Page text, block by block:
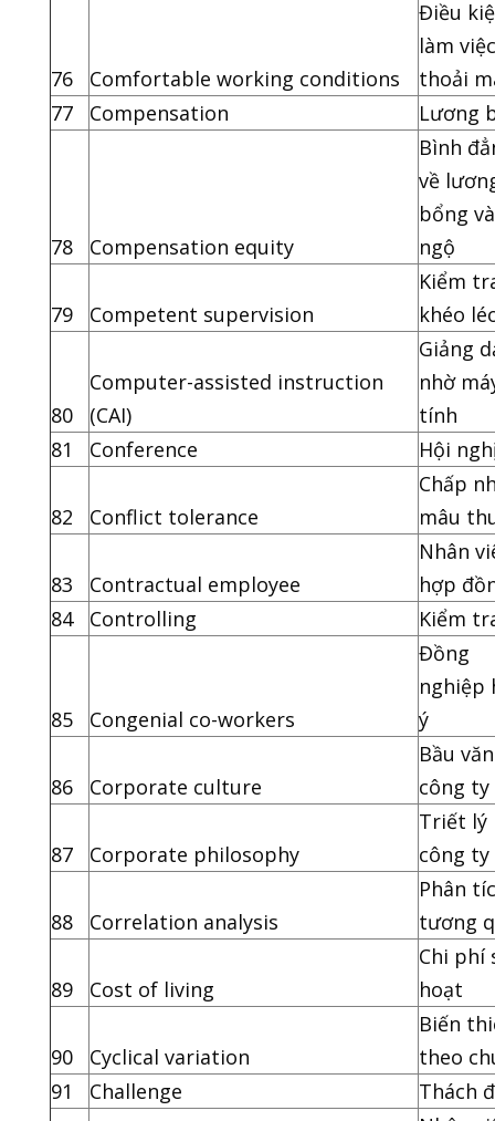
76 Comfortable working conditions
Điều
làm việc
thoải
77
Compensation Lương
78 Compensation equity
Bình
về
bổng
ngộ
79 Competent supervision
Kiểm
khéo
80
Computer-assisted instruction
(CAI)
Giảng
nhờ
tính
81
Conference Hội
82 Conflict tolerance
Chấp
mâu
83 Contractual employee
Nhân
hợp
84
Controlling Kiểm
85 Congenial co-workers
Đồng
nghiệp
ý
86 Corporate culture
Bầu
công ty
87 Corporate philosophy
Triết lý
công ty
88 Correlation analysis
Phân
tương
89 Cost of living
Chi phí
hoạt
90 Cyclical variation
Biến
theo
91
Challenge
Thách